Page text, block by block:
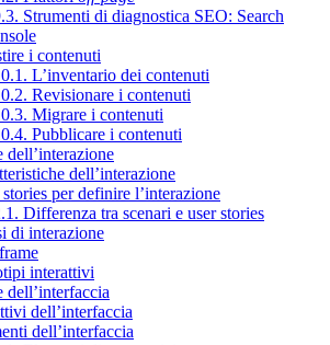
Strumenti di diagnostica SEO: Search
i contenuti
L’inventario dei contenuti
Revisionare i contenuti
Migrare i contenuti
Pubblicare i contenuti
dell’interazione
dell’interazione
per definire l’interazione
Differenza tra scenari e user stories
di interazione
interattivi
dell’interfaccia
dell’interfaccia
dell’interfaccia